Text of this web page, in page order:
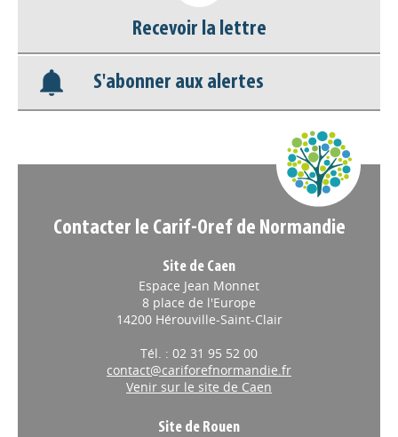
Nos veilles Scoop.it
Appels à projets
Recevoir la lettre
S'abonner aux alertes
Contacter le Carif-Oref de Normandie
Site de Caen
Espace Jean Monnet
8 place de l'Europe
14200 Hérouville-Saint-Clair
Tél. : 02 31 95 52 00
contact@cariforefnormandie.fr
Venir sur le site de Caen
Site de Rouen